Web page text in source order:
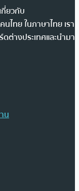
ยวกับ
ไทย ในภาษาไทย เรา
ต่างประเทศและนำมา
น